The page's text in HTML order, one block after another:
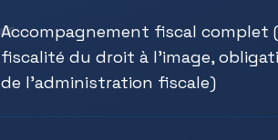
Accompagnement fiscal complet
fiscalité du droit à l’image,
de l’administration fiscale)